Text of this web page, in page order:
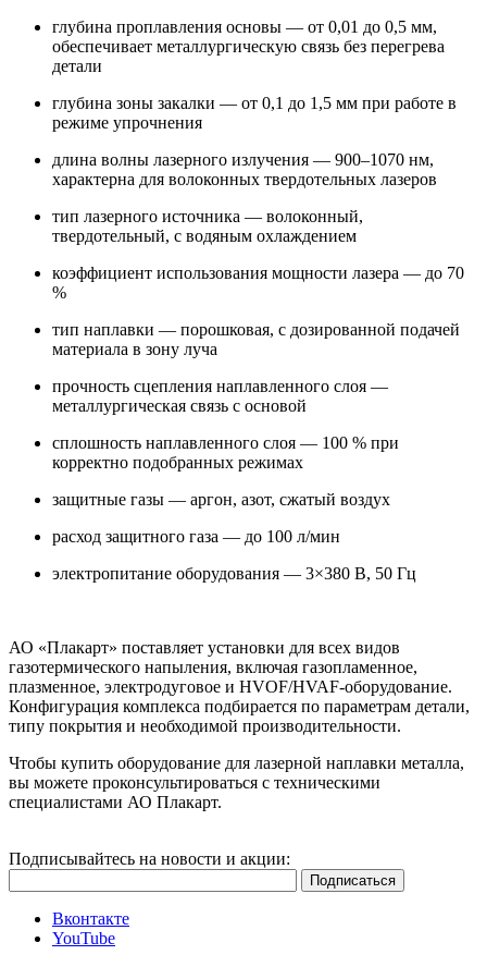
глубина проплавления основы — от 0,01 до 0,5 мм,
обеспечивает металлургическую связь без перегрева
детали
глубина зоны закалки — от 0,1 до 1,5 мм при работе в
режиме упрочнения
длина волны лазерного излучения — 900–1070 нм,
характерна для волоконных твердотельных лазеров
тип лазерного источника — волоконный,
твердотельный, с водяным охлаждением
коэффициент использования мощности лазера — до 70
%
тип наплавки — порошковая, с дозированной подачей
материала в зону луча
прочность сцепления наплавленного слоя —
металлургическая связь с основой
сплошность наплавленного слоя — 100 % при
корректно подобранных режимах
защитные газы — аргон, азот, сжатый воздух
расход защитного газа — до 100 л/мин
электропитание оборудования — 3×380 В, 50 Гц
АО «Плакарт» поставляет установки для всех видов
газотермического напыления, включая газопламенное,
плазменное, электродуговое и HVOF/HVAF-оборудование.
Конфигурация комплекса подбирается по параметрам детали,
типу покрытия и необходимой производительности.
Чтобы купить оборудование для лазерной наплавки металла,
вы можете проконсультироваться с техническими
специалистами АО Плакарт.
Подписывайтесь на новости и акции:
Вконтакте
YouTube